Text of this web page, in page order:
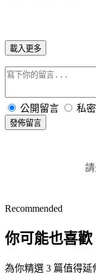
載入更多
公開留言 私
發佈留言
Recommended
你可能也喜歡
為你精選 3 篇值得延